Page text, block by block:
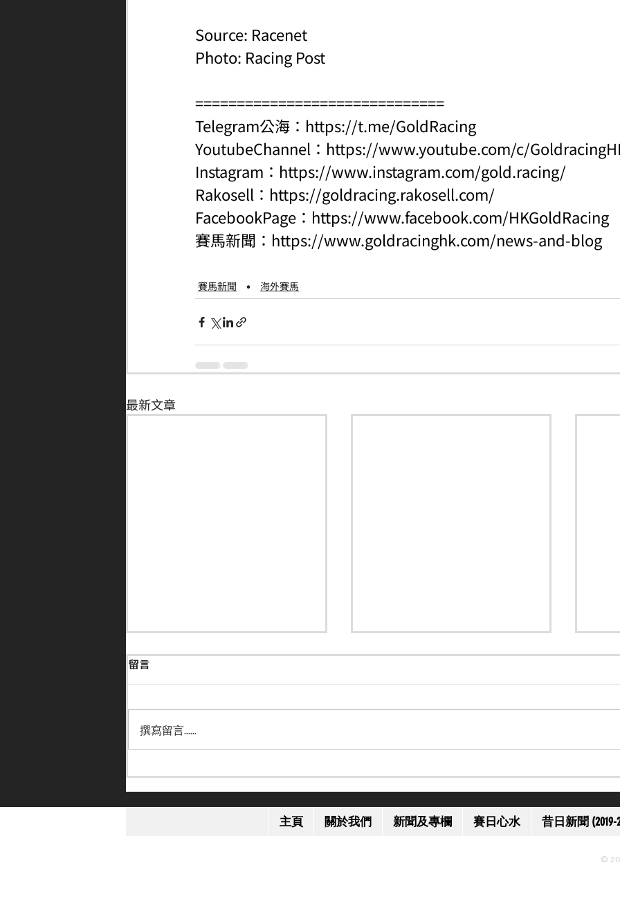
Source: Racenet
Photo: Racing Post
==============================
Telegram公海： https://t.me/GoldRacing
YoutubeChannel： https://www.youtube.com/c/
Instagram： https://www.instagram.com/gold.racing/
Rakosell： https://goldracing.rakosell.com/
FacebookPage： https://www.facebook.com/HKGoldRacing
賽馬新聞： https://www.goldracinghk.com/news-and-blog
賽馬新聞 海外賽馬
最新文章
留言
撰寫留言......
主頁 關於我們 新聞及專欄 賽日心水 昔日新聞 (2019-
©